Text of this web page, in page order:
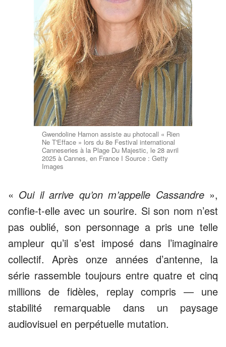
Gwendoline Hamon assiste au photocall « Rien
Ne T'Efface » lors du 8e Festival international
Canneseries à la Plage Du Majestic, le 28 avril
2025 à Cannes, en France I Source : Getty
Images
« Oui il arrive qu’on m’appelle Cassandre»,
confie-t-elle avec un sourire. Si son nom n’est
pas oublié, son personnage a pris une telle
ampleur qu’il s’est imposé dans l’imaginaire
collectif. Après onze années d’antenne, la
série rassemble toujours entre quatre et cinq
millions de fidèles, replay compris — une
stabilité remarquable dans un paysage
audiovisuel en perpétuelle mutation.